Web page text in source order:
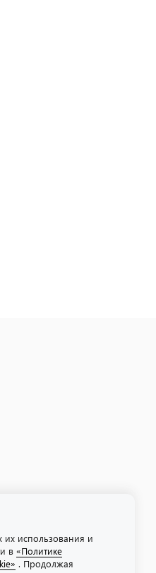
использования и
в «Политике
. Продолжая